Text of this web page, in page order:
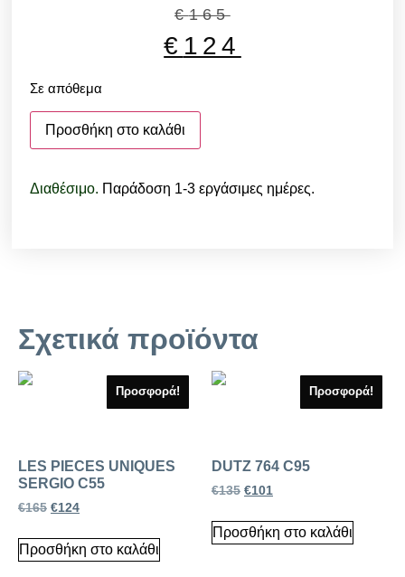
€165
€ 124
Σε απόθεμα
Προσθήκη στο καλάθι
Διαθέσιμο. Παράδοση 1-3 εργάσιμες ημέρες.
Σχετικά προϊόντα
Προσφορά!
LES PIECES UNIQUES
SERGIO C55
€165 €124
Προσθήκη στο καλάθι
Προσφορά!
DUTZ 764 C95
€135 €101
Προσθήκη στο καλάθι